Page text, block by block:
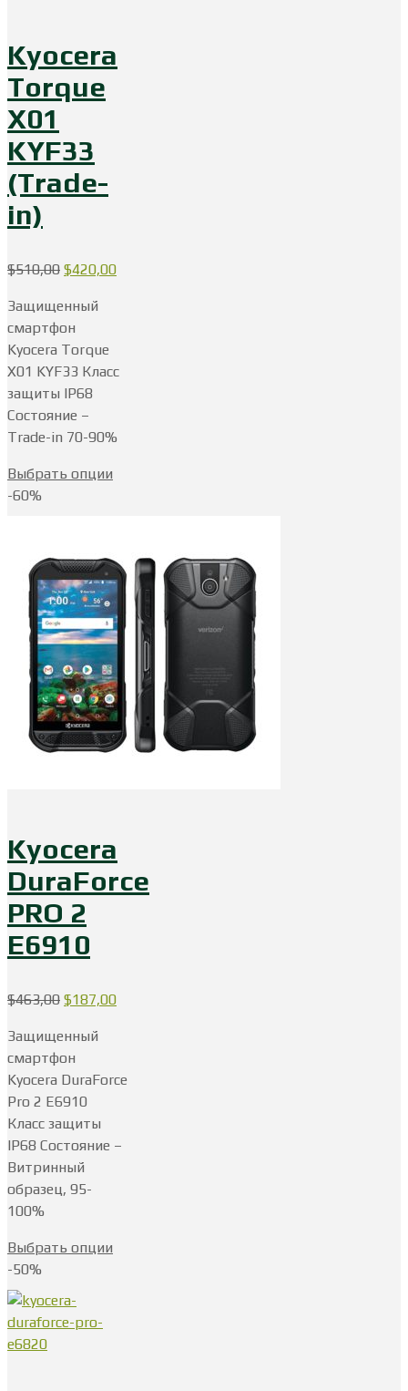
Kyocera
Torque
X01
KYF33
(Trade-
in)
$510,00 Первоначальная
составляла
$510,00.
$420,00Текущая
Защищенный
смартфон
Kyocera Torque
X01 KYF33 Класс
защиты IP68
Состояние –
Trade-in 70-90%
Выбрать опции
-60%
Kyocera
DuraForce
PRO 2
E6910
$463,00 Первоначальная
составляла
$463,00.
$187,00Текущая
Защищенный
смартфон
Kyocera DuraForce
Pro 2 E6910
Класс защиты
IP68 Состояние –
Витринный
образец, 95-
100%
Выбрать опции
-50%